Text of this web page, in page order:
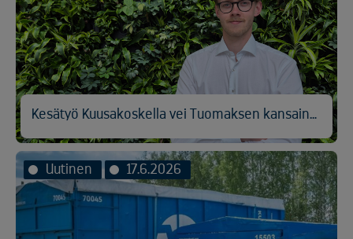
Kesätyö Kuusakoskella vei Tuomaksen kansainvälisen logistiikan pariin
Uutinen 17.6.2026